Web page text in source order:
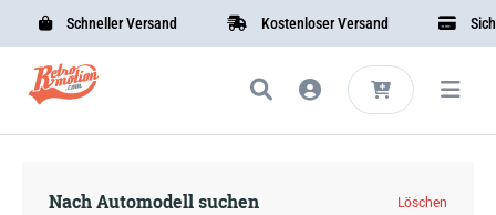
Schneller Versand Kostenloser Versand
Nach Automodell suchen
Löschen